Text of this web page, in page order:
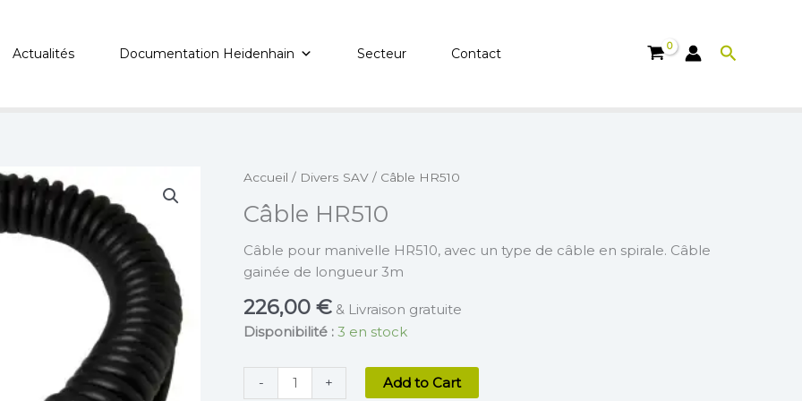
Actualités Documentation Heidenhain Secteur Contact
Accueil / Divers SAV / Câble HR510
Câble HR510
Câble pour manivelle HR510, avec un type de câble en spirale. Câble
gainée de longueur 3m
226,00 € & Livraison gratuite
Disponibilité : 3 en stock
-
quantité
Câble
+ Add to Cart